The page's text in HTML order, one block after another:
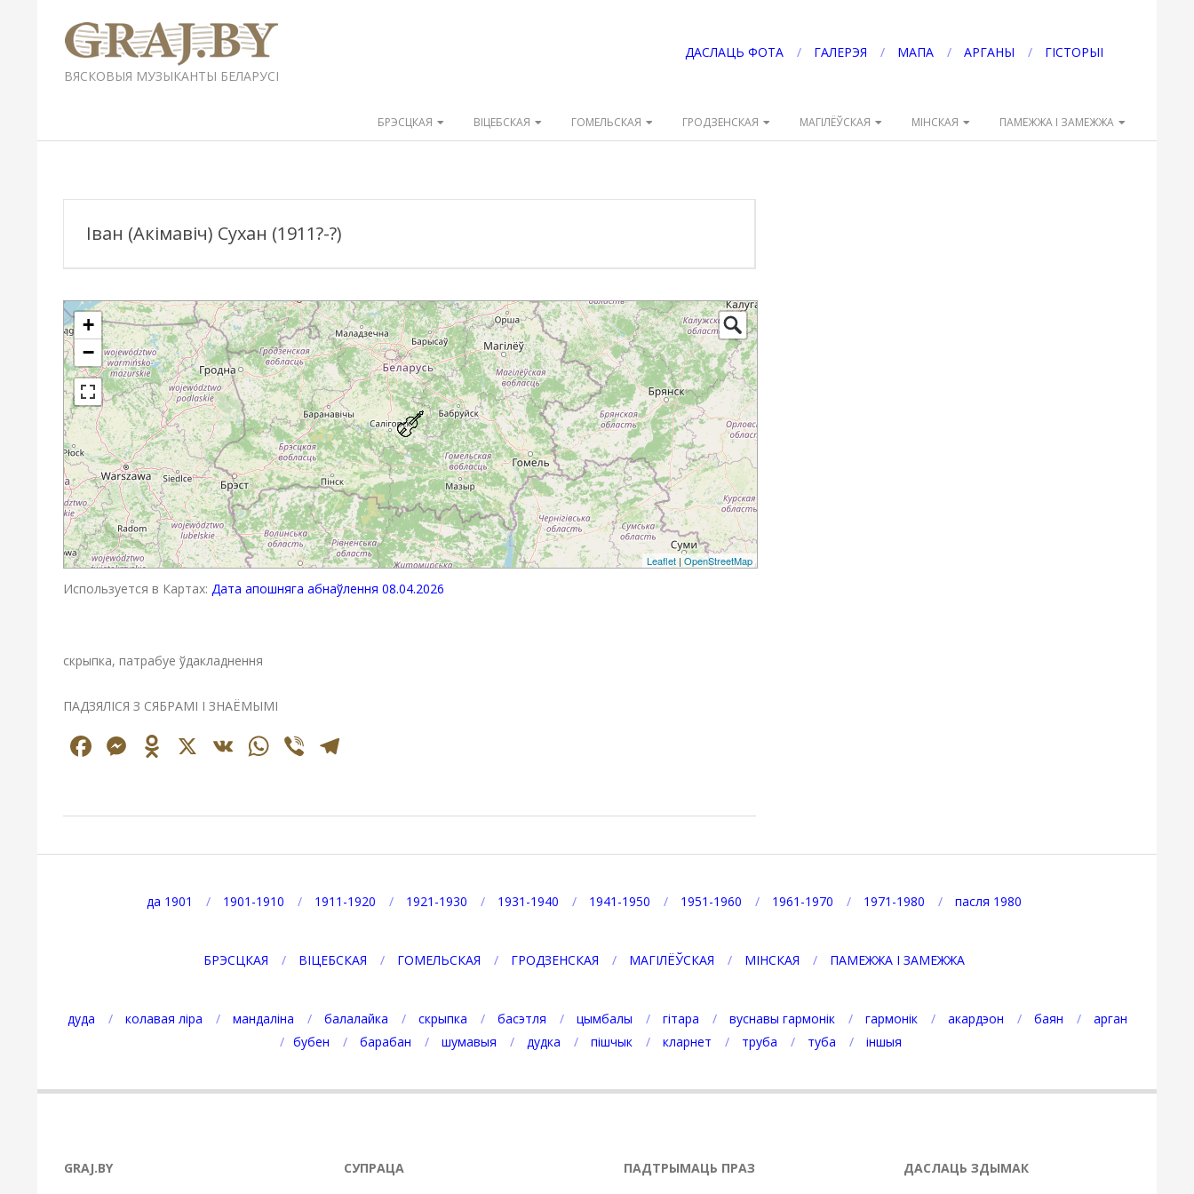
содержимомуGRAJ.BY
ВЯСКОВЫЯ МУЗЫКАНТЫ БЕЛАРУСІ
ДАСЛАЦЬ ФОТА ГАЛЕРЭЯ МАПА АРГАНЫ ГІСТОРЫІ
меню
БРЭСЦКАЯ ВІЦЕБСКАЯ ГОМЕЛЬСКАЯ ГРОДЗЕНСКАЯ МАГІЛЁЎСКАЯ МІНСКАЯ ПАМЕЖЖА І ЗАМЕЖЖА
Іван (Акімавіч) Сухан (1911?-?)
+
−
Leaflet | OpenStreetMap
Используется в Картах: Дата апошняга абнаўлення 08.04.2026
скрыпка, патрабуе ўдакладнення
ПАДЗЯЛІСЯ З СЯБРАМІ І ЗНАЁМЫМІ
Facebook
Messenger
Odnoklassniki
X VK WhatsApp
Viber
07-
да 1901
1901-1910 1911-1920 1921-1930 1931-1940 1941-1950 1951-1960 1961-1970 1971-1980 пасля 1980
БРЭСЦКАЯ ВІЦЕБСКАЯ ГОМЕЛЬСКАЯ ГРОДЗЕНСКАЯ МАГІЛЁЎСКАЯ МІНСКАЯ ПАМЕЖЖА І ЗАМЕЖЖА
дуда колавая ліра мандаліна балалайка скрыпка басэтля цымбалы гітара вуснавы гармонік гармонік акардэон баян
арган
бубен
барабан шумавыя дудка пішчык кларнет труба туба іншыя
GRAJ.BY СУПРАЦА ПАДТРЫМАЦЬ ПРАЗ ДАСЛАЦЬ ЗДЫМАК